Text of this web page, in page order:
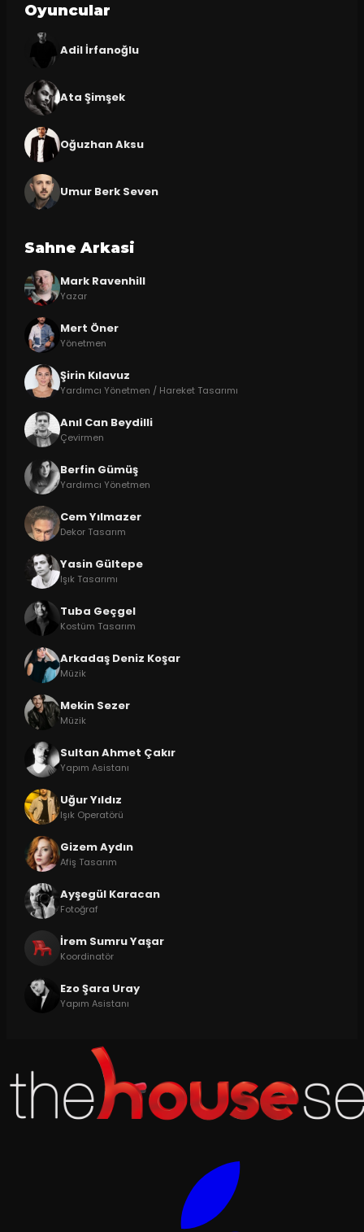
Oyuncular
Adil İrfanoğlu
Ata Şimşek
Oğuzhan Aksu
Umur Berk Seven
Sahne Arkasi
Mark Ravenhill
Yazar
Mert Öner
Yönetmen
Şirin Kılavuz
Yardımcı Yönetmen / Hareket Tasarımı
Anıl Can Beydilli
Çevirmen
Berfin Gümüş
Yardımcı Yönetmen
Cem Yılmazer
Dekor Tasarım
Yasin Gültepe
Işık Tasarımı
Tuba Geçgel
Kostüm Tasarım
Arkadaş Deniz Koşar
Müzik
Mekin Sezer
Müzik
Sultan Ahmet Çakır
Yapım Asistanı
Uğur Yıldız
Işık Operatörü
Gizem Aydın
Afiş Tasarım
Ayşegül Karacan
Fotoğraf
İrem Sumru Yaşar
Koordinatör
Ezo Şara Uray
Yapım Asistanı